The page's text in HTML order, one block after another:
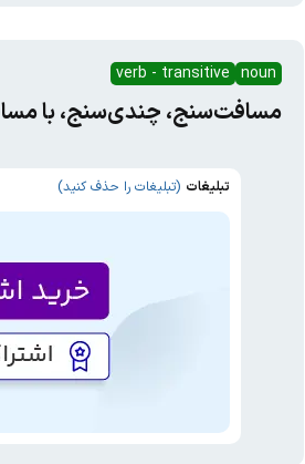
noun
verb - transitive
مسافت‌سنج، چندی‌سنج، با
تبلیغات (تبلیغات را حذف کنید)